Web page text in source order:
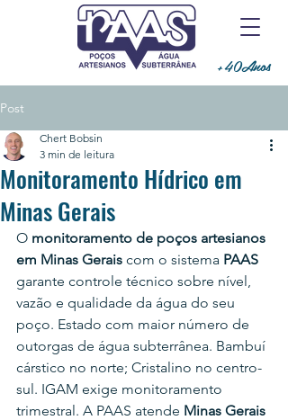
+40Anos
Post
Monitoramento Hídrico em
Minas Gerais
Chert Bobsin
3 min de leitura
O monitoramento de poços artesianos
em Minas Gerais com o sistema PAAS
garante controle técnico sobre nível,
vazão e qualidade da água do seu
poço. Estado com maior número de
outorgas de água subterrânea. Bambuí
cárstico no norte; Cristalino no centro-
sul. IGAM exige monitoramento
trimestral. A PAAS atende Minas Gerais